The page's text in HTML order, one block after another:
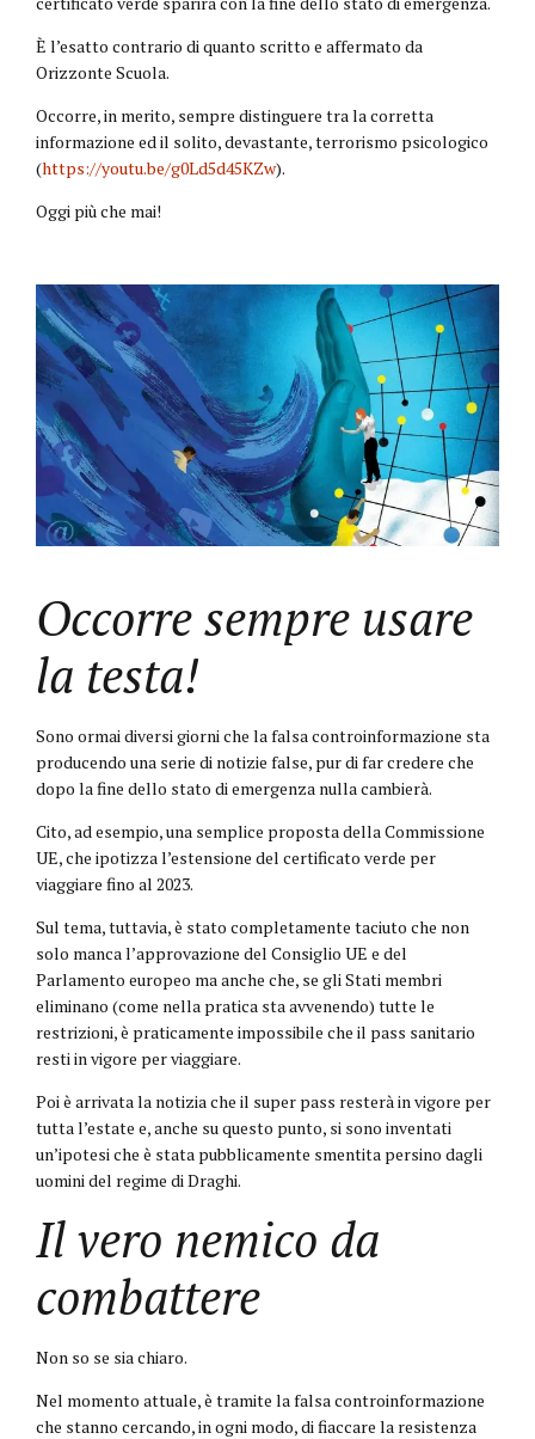
È l’esatto contrario di quanto scritto e affermato da
Orizzonte Scuola.
Occorre, in merito, sempre distinguere tra la corretta
informazione ed il solito, devastante, terrorismo psicologico
(https://youtu.be/g0Ld5d45KZw).
Oggi più che mai!
Occorre sempre usare
la testa!
Sono ormai diversi giorni che la falsa controinformazione sta
producendo una serie di notizie false, pur di far credere che
dopo la fine dello stato di emergenza nulla cambierà.
Cito, ad esempio, una semplice proposta della Commissione
UE, che ipotizza l’estensione del certificato verde per
viaggiare fino al 2023.
Sul tema, tuttavia, è stato completamente taciuto che non
solo manca l’approvazione del Consiglio UE e del
Parlamento europeo ma anche che, se gli Stati membri
eliminano (come nella pratica sta avvenendo) tutte le
restrizioni, è praticamente impossibile che il pass sanitario
resti in vigore per viaggiare.
Poi è arrivata la notizia che il super pass resterà in vigore per
tutta l’estate e, anche su questo punto, si sono inventati
un’ipotesi che è stata pubblicamente smentita persino dagli
uomini del regime di Draghi.
Il vero nemico da
combattere
Non so se sia chiaro.
Nel momento attuale, è tramite la falsa controinformazione
che stanno cercando, in ogni modo, di fiaccare la resistenza